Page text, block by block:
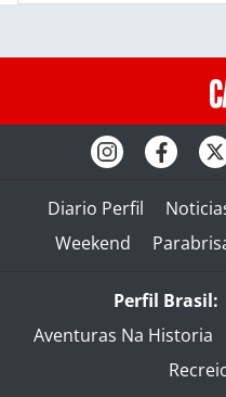
Diario Perfil
Weekend
Perfil Brasil:
Aventuras Na Historia